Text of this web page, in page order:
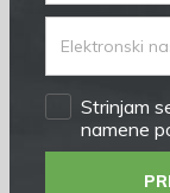
Strinjam
namene